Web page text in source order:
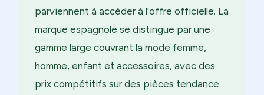
parviennent à accéder à l'offre officielle. La
marque espagnole se distingue par une
gamme large couvrant la mode femme,
homme, enfant et accessoires, avec des
prix compétitifs sur des pièces tendance